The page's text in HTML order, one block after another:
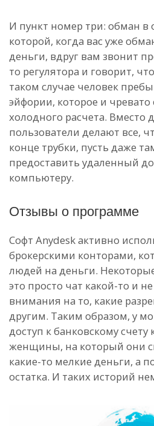
И пункт номер три: обман в
которой, когда вас уже
деньги, вдруг вам звонит
то регулятора и говорит,
таком случае человек
эйфории, которое и чревато
холодного расчета. Вместо
пользователи делают все,
конце трубки, пусть даже
предоставить удаленный
компьютеру.
Отзывы о программе
Софт Anydesk активно
брокерскими конторами,
людей на деньги.
это просто чат какой-то и
внимания на то, какие
другим. Таким образом, у
доступ к банковскому
женщины, на который они
какие-то мелкие деньги, а
остатка. И таких историй